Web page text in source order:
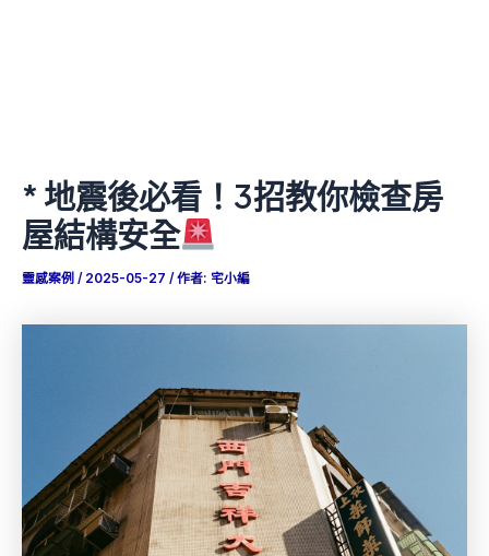
* 地震後必看！3招教你檢查房
屋結構安全
靈感案例 / 2025-05-27 / 作者: 宅小編